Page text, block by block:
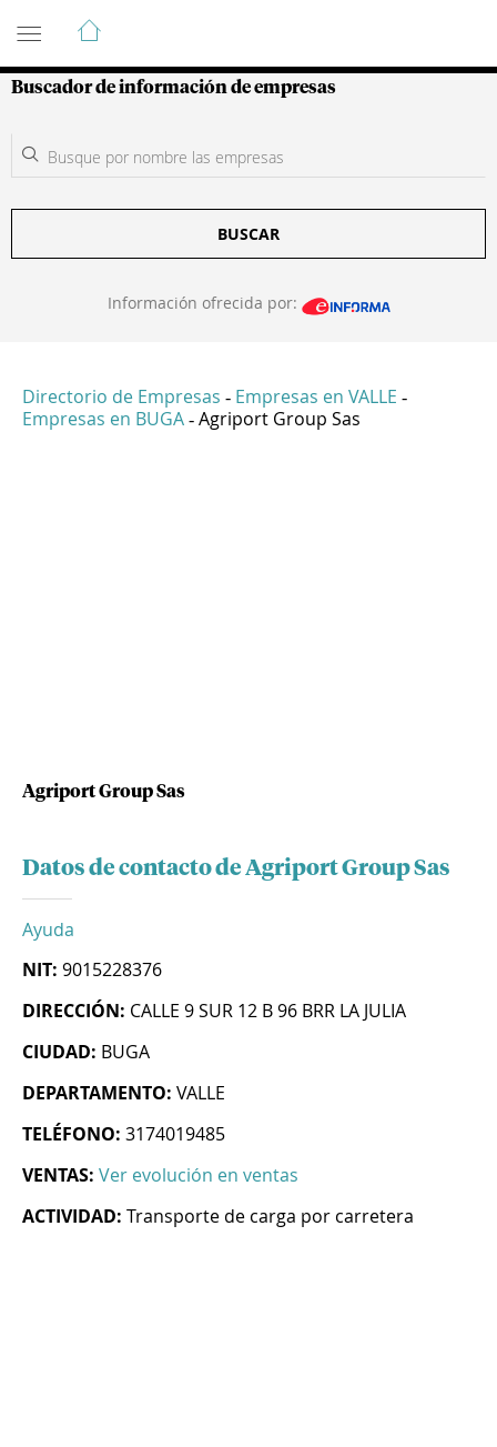
Guía de Empresas Colombianas
Buscador de información de empresas
BUSCAR
Información ofrecida por:
Directorio de Empresas - Empresas en VALLE -
Empresas en BUGA - Agriport Group Sas
Agriport Group Sas
Datos de contacto de Agriport Group Sas
Ayuda
NIT: 9015228376
DIRECCIÓN: CALLE 9 SUR 12 B 96 BRR LA JULIA
CIUDAD: BUGA
DEPARTAMENTO: VALLE
TELÉFONO: 3174019485
VENTAS: Ver evolución en ventas
ACTIVIDAD: Transporte de carga por carretera